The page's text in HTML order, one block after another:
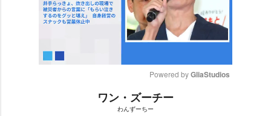
Powered by GliaStudios
ワン・ズーチー
わんずーちー